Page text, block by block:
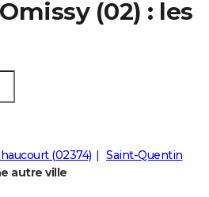
(02) : les
(02374)
Saint-Quentin
autre ville